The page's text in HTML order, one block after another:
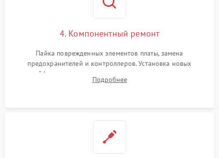
4. Компонентный ремонт
Пайка поврежденных элементов платы, замена
предохранителей и контроллеров. Установка новых
шлейфов, дисплея, механизма затвора или двигателя
автофокуса. Восстановление геометрии тубуса объектива
Подробнее